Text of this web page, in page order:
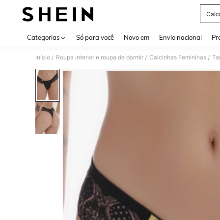
Categorias Só para você Novo em Envio nacional
Início / Roupa interior e roupa de dormir / Calcinhas Femininas /